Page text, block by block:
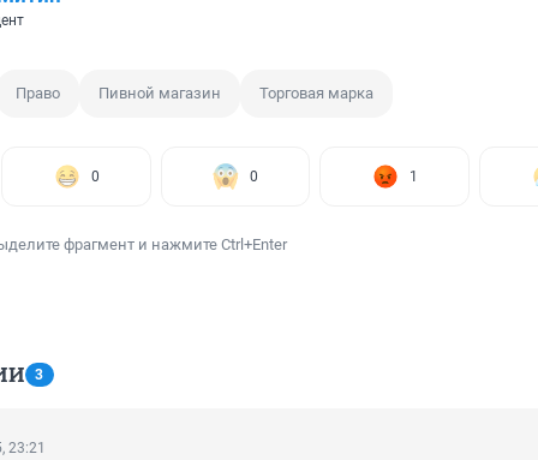
Право Пивной магазин Торговая марка
0 0 1
фрагмент и нажмите Ctrl+Enter
3
23:21